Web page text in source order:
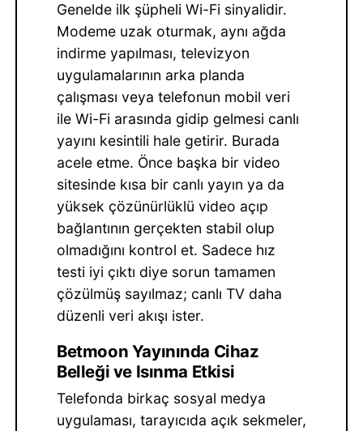
Genelde ilk şüpheli Wi-Fi sinyalidir.
Modeme uzak oturmak, aynı ağda
indirme yapılması, televizyon
uygulamalarının arka planda
çalışması veya telefonun mobil veri
ile Wi-Fi arasında gidip gelmesi canlı
yayını kesintili hale getirir. Burada
acele etme. Önce başka bir video
sitesinde kısa bir canlı yayın ya da
yüksek çözünürlüklü video açıp
bağlantının gerçekten stabil olup
olmadığını kontrol et. Sadece hız
testi iyi çıktı diye sorun tamamen
çözülmüş sayılmaz; canlı TV daha
düzenli veri akışı ister.
Betmoon Yayınında Cihaz
Belleği ve Isınma Etkisi
Telefonda birkaç sosyal medya
uygulaması, tarayıcıda açık sekmeler,